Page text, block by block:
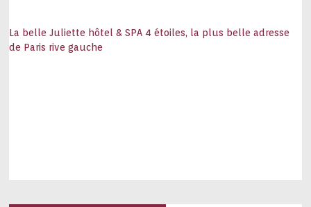
La belle Juliette hôtel & SPA 4 étoiles, la plus belle adresse
de Paris rive gauche